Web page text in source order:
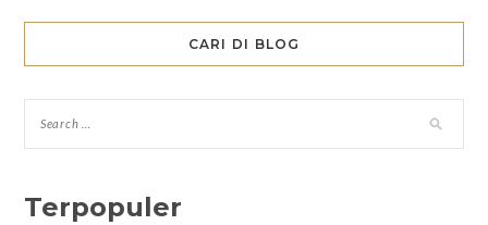
CARI DI BLOG
Terpopuler